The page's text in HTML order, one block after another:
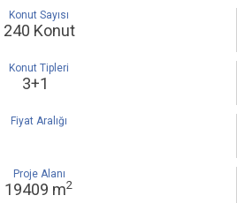
Konut Sayısı
240 Konut
Konut Tipleri
3+1
Fiyat Aralığı
Proje Alanı
19409 m2